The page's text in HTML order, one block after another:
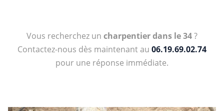
Vous recherchez un charpentier dans le 34?
Contactez-nous dès maintenant au 06.19.69.02.74
pour une réponse immédiate.